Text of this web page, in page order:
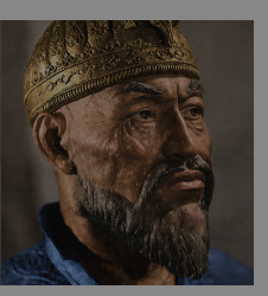
boje. Za manželku má